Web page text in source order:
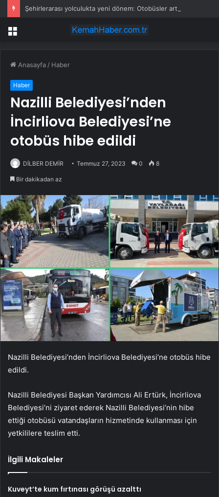
Menü
Anasayfa / Haber
Haber
Nazilli Belediyesi’nden
İncirliova Belediyesi’ne
otobüs hibe edildi
DİLBER DEMİR Temmuz 27, 2023 0 8
Bir dakikadan az
Nazilli Belediyesi’nden İncirliova Belediyesi’ne otobüs hibe
edildi.
Nazilli Belediyesi Başkan Yardımcısı Ali Ertürk, İncirliova
Belediyesi’ni ziyaret ederek Nazilli Belediyesi’nin hibe
ettiği otobüsü vatandaşların hizmetinde kullanması için
yetkililere teslim etti.
İlgili Makaleler
Kuveyt’te kum fırtınası görüşü azalttı